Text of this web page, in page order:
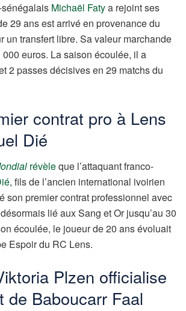
sénégalais Michaël Fatya rejoint ses
29 ans est arrivé en provenance du
un transfert libre. Sa valeur marchande
euros. La saison écoulée, il a
2 passes décisives en 29 matchs du
contrat pro à Lens
Dié
révèleque l’attaquant franco-
, fils de l’ancien international ivoirien
son premier contrat professionnel avec
lié aux Sang et Or jusqu’au 30
écoulée, le joueur de 20 ans évoluait
Espoir du RC Lens.
Plzen officialise
de Baboucarr Faal